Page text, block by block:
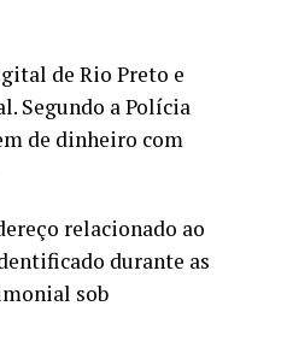
de Rio Preto e
Segundo a Polícia
de dinheiro com
relacionado ao
durante as
sob